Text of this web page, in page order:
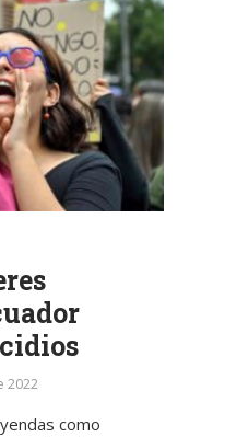
2022
como